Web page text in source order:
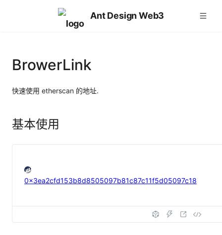
Ant Design Web3
BrowerLink
快速使用 etherscan 的地址.
基本使用
0x3ea2cfd153b8d8505097b81c87c11f5d05097c18